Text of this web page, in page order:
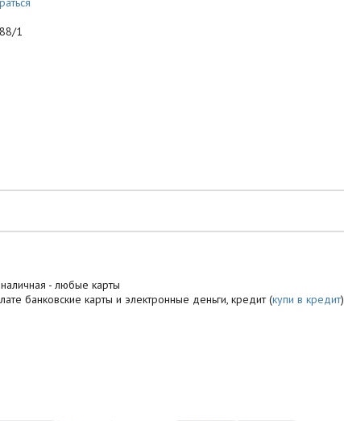
1
- любые карты
банковские карты и электронные деньги, кредит (купи в кредит)